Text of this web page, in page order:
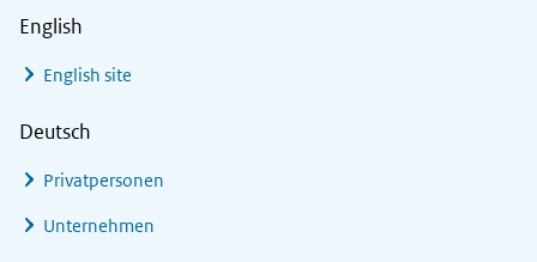
English
English site
Deutsch
Privatpersonen
Unternehmen